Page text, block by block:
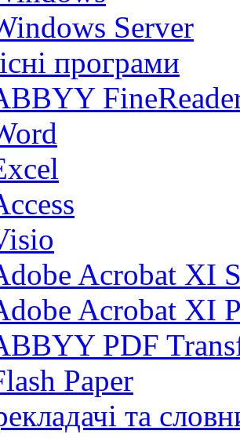
Server
програми
Acrobat XI
Acrobat XI
PDF
Paper
та